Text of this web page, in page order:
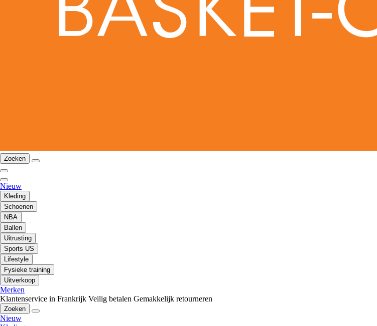
Zoeken
Nieuw
Kleding
Schoenen
NBA
Ballen
Uitrusting
Sports US
Lifestyle
Fysieke training
Uitverkoop
Merken
Klantenservice in Frankrijk Veilig betalen Gemakkelijk retourneren
Zoeken
Nieuw